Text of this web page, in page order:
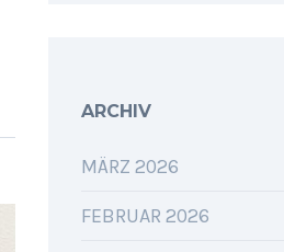
ARCHIV
MÄRZ 2026
FEBRUAR 2026